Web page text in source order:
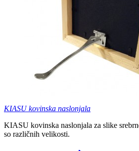
KIASU kovinska naslonjala
KIASU kovinska naslonjala za slike
so različnih velikosti.